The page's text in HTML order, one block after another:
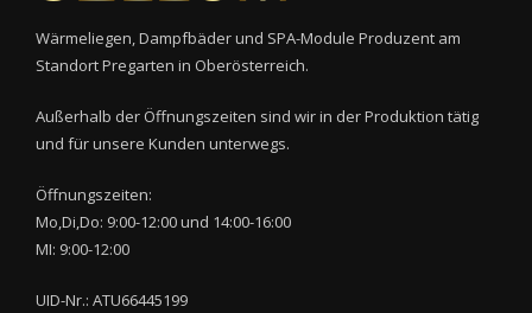
Wärmeliegen, Dampfbäder und SPA-Module Produzent am
Standort Pregarten in Oberösterreich.
Außerhalb der Öffnungszeiten sind wir in der Produktion tätig
und für unsere Kunden unterwegs.
Öffnungszeiten:
Mo,Di,Do: 9:00-12:00 und 14:00-16:00
MI: 9:00-12:00
UID-Nr.: ATU66445199